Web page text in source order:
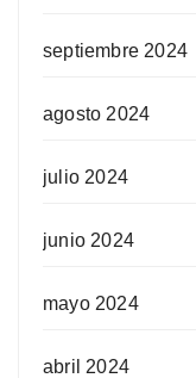
septiembre 2024
agosto 2024
julio 2024
junio 2024
mayo 2024
abril 2024